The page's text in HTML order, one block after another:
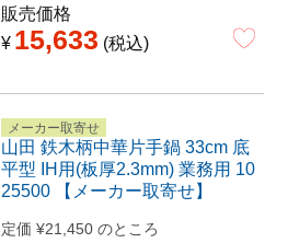
販売価格
¥ 15,633 税込
メーカー取寄せ
山田 鉄木柄中華片手鍋 33cm 底
平型 IH用(板厚2.3mm) 業務用 10
25500 【メーカー取寄せ】
定価 ¥21,450 のところ